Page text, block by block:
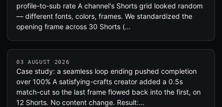
profile-to-sub rate A channel's Shorts grid looked random
— different fonts, colors, frames. We standardized the
opening frame across 30 Shorts (…
03 AUGUST 2026
Case study: a seamless loop ending pushed completion
over 100% A satisfying-crafts creator added a 0.5s
match-cut so the last frame flowed back into the first, on
12 Shorts. No content change. Result:…